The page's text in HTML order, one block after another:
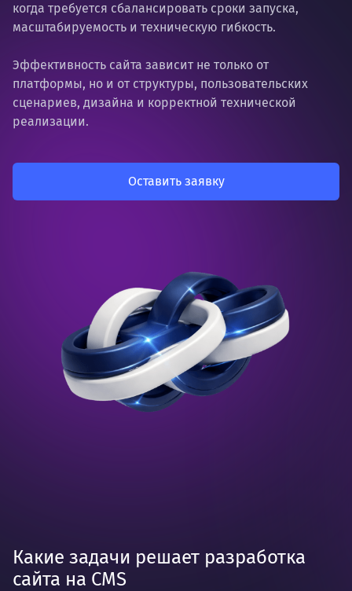
когда требуется сбалансировать сроки запуска,
масштабируемость и техническую гибкость.
Эффективность сайта зависит не только от
платформы, но и от структуры, пользовательских
сценариев, дизайна и корректной технической
реализации.
Оставить заявку
Какие задачи решает разработка
сайта на CMS